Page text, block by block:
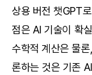
상용 버전 챗GPT
점은 AI 기술이 확
수학적 계산은 물
론하는 것은 기존